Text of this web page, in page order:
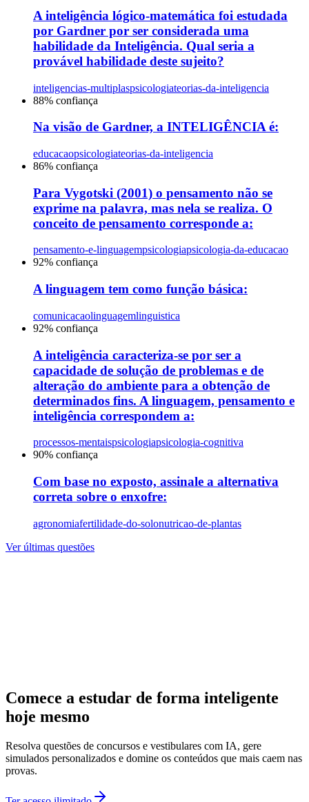
A inteligência lógico-matemática foi estudada
por Gardner por ser considerada uma
habilidade da Inteligência. Qual seria a
provável habilidade deste sujeito?
inteligencias-multiplaspsicologiateorias-da-inteligencia
88% confiança
Na visão de Gardner, a INTELIGÊNCIA é:
educacaopsicologiateorias-da-inteligencia
86% confiança
Para Vygotski (2001) o pensamento não se
exprime na palavra, mas nela se realiza. O
conceito de pensamento corresponde a:
pensamento-e-linguagempsicologiapsicologia-da-educacao
92% confiança
A linguagem tem como função básica:
comunicacaolinguagemlinguistica
92% confiança
A inteligência caracteriza-se por ser a
capacidade de solução de problemas e de
alteração do ambiente para a obtenção de
determinados fins. A linguagem, pensamento e
inteligência correspondem a:
processos-mentaispsicologiapsicologia-cognitiva
90% confiança
Com base no exposto, assinale a alternativa
correta sobre o enxofre:
agronomiafertilidade-do-solonutricao-de-plantas
Ver últimas questões
Comece a estudar de forma inteligente
hoje mesmo
Resolva questões de concursos e vestibulares com IA, gere
simulados personalizados e domine os conteúdos que mais caem nas
provas.